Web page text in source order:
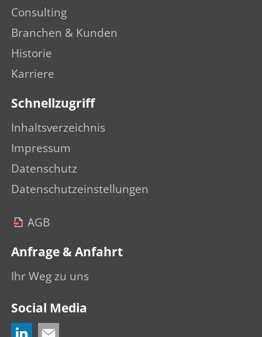
Consulting
Branchen & Kunden
Historie
Karriere
Schnellzugriff
Inhaltsverzeichnis
Impressum
Datenschutz
Datenschutzeinstellungen
AGB
Anfrage & Anfahrt
Ihr Weg zu uns
Social Media